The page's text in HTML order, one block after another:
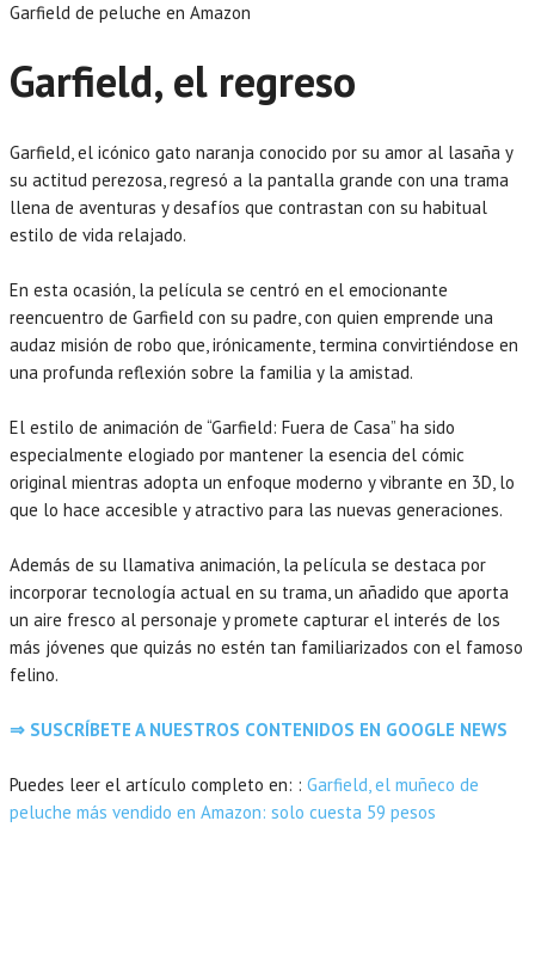
Garfield de peluche en Amazon
Garfield, el regreso
Garfield, el icónico gato naranja conocido por su amor al lasaña y
su actitud perezosa, regresó a la pantalla grande con una trama
llena de aventuras y desafíos que contrastan con su habitual
estilo de vida relajado.
En esta ocasión, la película se centró en el emocionante
reencuentro de Garfield con su padre, con quien emprende una
audaz misión de robo que, irónicamente, termina convirtiéndose en
una profunda reflexión sobre la familia y la amistad.
El estilo de animación de “Garfield: Fuera de Casa” ha sido
especialmente elogiado por mantener la esencia del cómic
original mientras adopta un enfoque moderno y vibrante en 3D, lo
que lo hace accesible y atractivo para las nuevas generaciones.
Además de su llamativa animación, la película se destaca por
incorporar tecnología actual en su trama, un añadido que aporta
un aire fresco al personaje y promete capturar el interés de los
más jóvenes que quizás no estén tan familiarizados con el famoso
felino.
⇒ SUSCRÍBETE A NUESTROS CONTENIDOS EN GOOGLE NEWS
Puedes leer el artículo completo en: : Garfield, el muñeco de
peluche más vendido en Amazon: solo cuesta 59 pesos